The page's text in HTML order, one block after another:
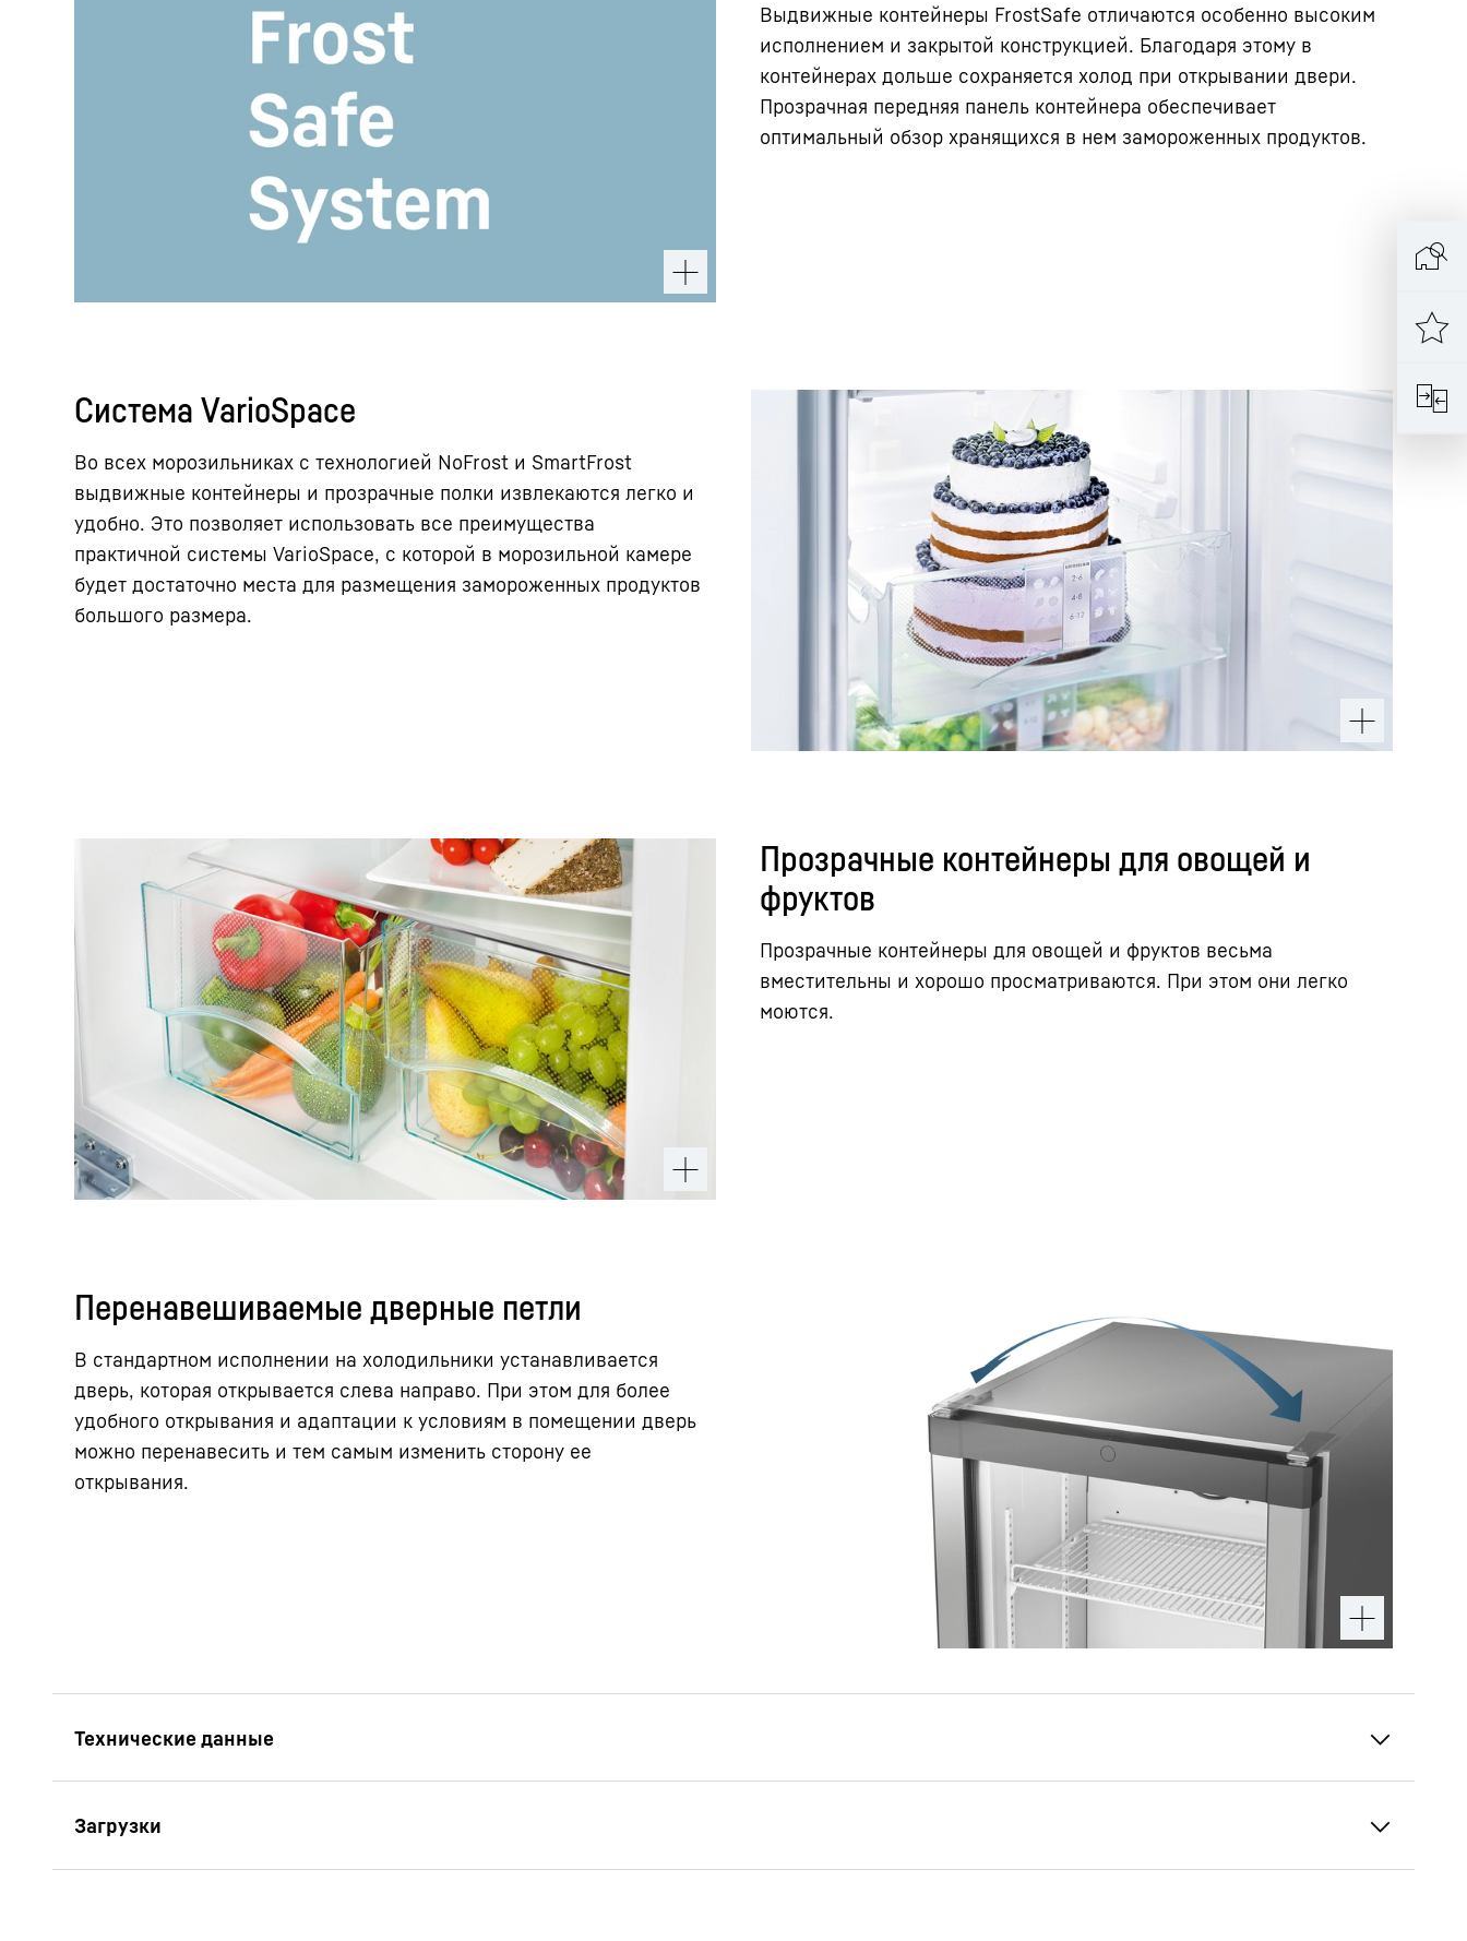
Выдвижные контейнеры FrostSafe отличаются особенно высоким
исполнением и закрытой конструкцией. Благодаря этому в
контейнерах дольше сохраняется холод при открывании двери.
Прозрачная передняя панель контейнера обеспечивает
оптимальный обзор хранящихся в нем замороженных продуктов.
Система VarioSpace
Во всех морозильниках с технологией NoFrost и SmartFrost
выдвижные контейнеры и прозрачные полки извлекаются легко и
удобно. Это позволяет использовать все преимущества
практичной системы VarioSpace, с которой в морозильной камере
будет достаточно места для размещения замороженных продуктов
большого размера.
Прозрачные контейнеры для овощей и
фруктов
Прозрачные контейнеры для овощей и фруктов весьма
вместительны и хорошо просматриваются. При этом они легко
моются.
Перенавешиваемые дверные петли
В стандартном исполнении на холодильники устанавливается
дверь, которая открывается слева направо. При этом для более
удобного открывания и адаптации к условиям в помещении дверь
можно перенавесить и тем самым изменить сторону ее
открывания.